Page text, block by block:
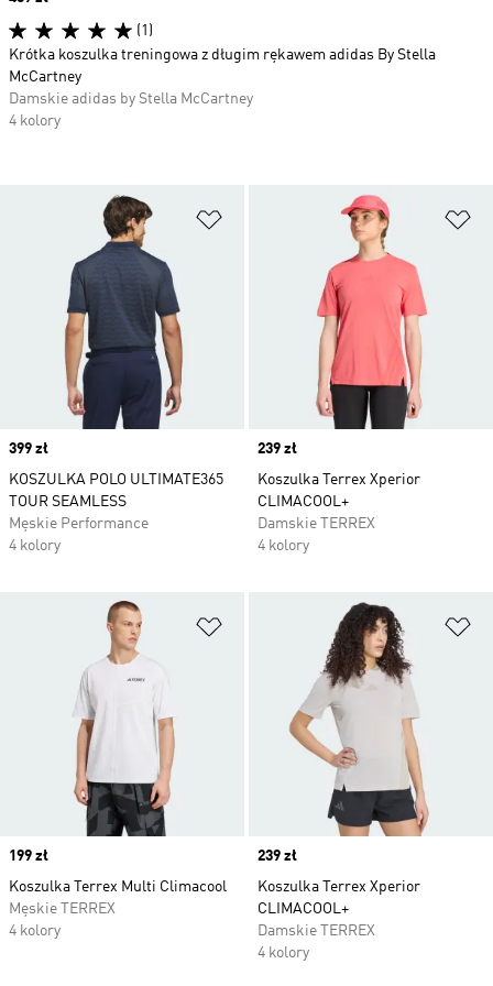
Dodaj do listy życzeń
Price
399 zł
KOSZULKA POLO ULTIMATE365
TOUR SEAMLESS
Męskie Performance
4 kolory
Price
239 zł
Koszulka Terrex Xperior
CLIMACOOL+
Damskie TERREX
4 kolory
Dodaj do listy życzeń
Price
199 zł
Koszulka Terrex Multi Climacool
Męskie TERREX
4 kolory
Price
239 zł
Koszulka Terrex Xperior
CLIMACOOL+
Damskie TERREX
4 kolory
(1)
Krótka koszulka treningowa z długim rękawem adidas By Stella
McCartney
Damskie adidas by Stella McCartney
4 kolory